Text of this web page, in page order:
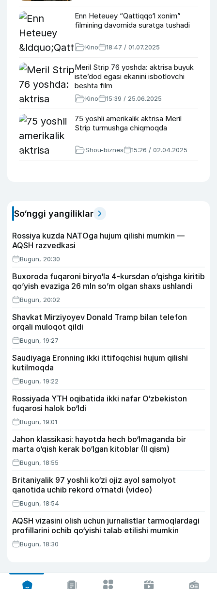
Enn Heteuey “Qattiqqo‘l xonim”
filmining davomida suratga tushadi
Kino 18:47 / 01.07.2025
Meril Strip 76 yoshda: aktrisa buyuk
iste’dod egasi ekanini isbotlovchi
beshta film
Kino 15:39 / 25.06.2025
75 yoshli amerikalik aktrisa Meril
Strip turmushga chiqmoqda
Shou-biznes 15:26 / 02.04.2025
So‘nggi yangiliklar
Rossiya kuzda NATOga hujum qilishi mumkin —
AQSH razvedkasi
Bugun, 20:30
Buxoroda fuqaroni biryo‘la 4-kursdan o’qishga kiritib
qo’yish evaziga 26 mln so’m olgan shaxs ushlandi
Bugun, 20:02
Shavkat Mirziyoyev Donald Tramp bilan telefon
orqali muloqot qildi
Bugun, 19:27
Saudiyaga Eronning ikki ittifoqchisi hujum qilishi
kutilmoqda
Bugun, 19:22
Rossiyada YTH oqibatida ikki nafar O‘zbekiston
fuqarosi halok bo‘ldi
Bugun, 19:01
Jahon klassikasi: hayotda hech bo‘lmaganda bir
marta o‘qish kerak bo‘lgan kitoblar (II qism)
Bugun, 18:55
Britaniyalik 97 yoshli ko‘zi ojiz ayol samolyot
qanotida uchib rekord o‘rnatdi (video)
Bugun, 18:54
AQSH vizasini olish uchun jurnalistlar tarmoqlardagi
profillarini ochib qo‘yishi talab etilishi mumkin
Bugun, 18:30